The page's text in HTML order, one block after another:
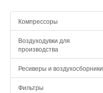
Компрессоры
Воздуходувки для
производства
Ресиверы и воздухосборники
Фильтры